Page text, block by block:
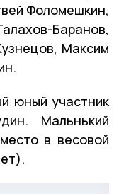
Фоломешкин,
Баранов,
Максим
юный участник
Мальнький
в весовой